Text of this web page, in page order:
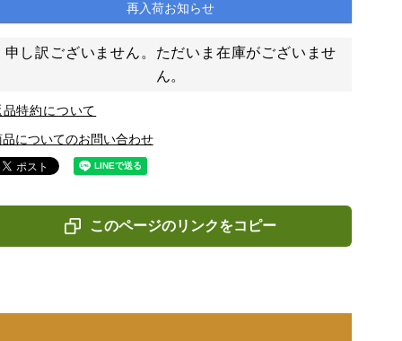
再入荷お知らせ
申し訳ございません。ただいま在庫がございませ
ん。
品特約について
品についてのお問い合わせ
このページのリンクをコピー